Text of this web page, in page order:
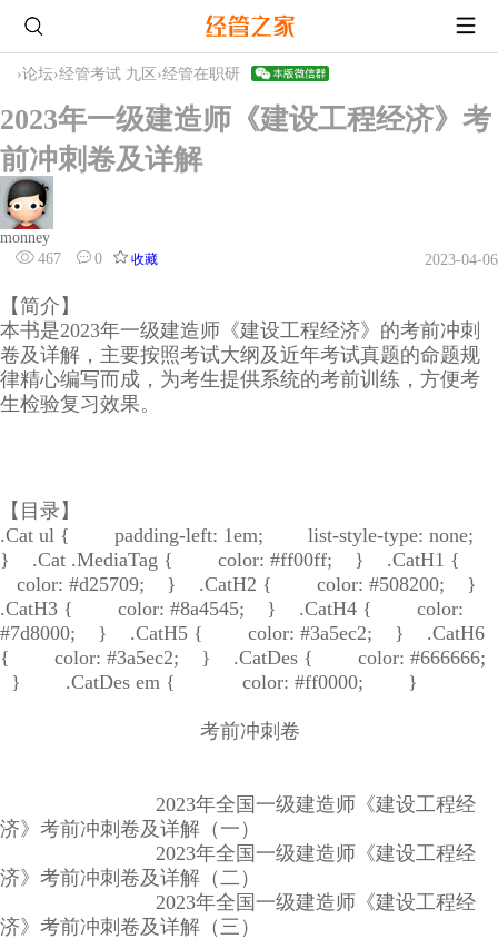
›论坛›经管考试 九区 ›经管在职研
2023年一级建造师《建设工程经济》考
前冲刺卷及详解
monney
467
0 收藏 2023-04-06
【简介】
本书是2023年一级建造师《建设工程经济》的考前冲刺
卷及详解，主要按照考试大纲及近年考试真题的命题规
律精心编写而成，为考生提供系统的考前训练，方便考
生检验复习效果。
【目录】
.Cat ul { padding-left: 1em; list-style-type: none;
} .Cat .MediaTag { color: #ff00ff; } .CatH1 {
color: #d25709; } .CatH2 { color: #508200; }
.CatH3 { color: #8a4545; } .CatH4 { color:
#7d8000; } .CatH5 { color: #3a5ec2; } .CatH6
{ color: #3a5ec2; } .CatDes { color: #666666;
} .CatDes em { color: #ff0000; }
考前冲刺卷
2023年全国一级建造师《建设工程经
济》考前冲刺卷及详解（一）
2023年全国一级建造师《建设工程经
济》考前冲刺卷及详解（二）
2023年全国一级建造师《建设工程经
济》考前冲刺卷及详解（三）